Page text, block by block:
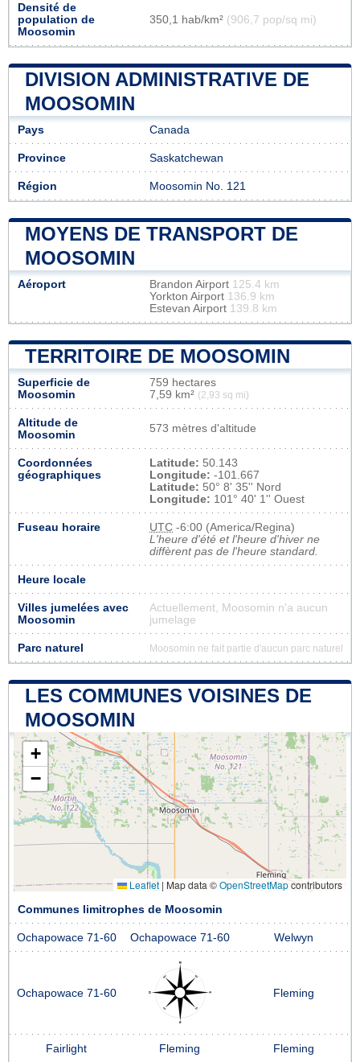
Densité de
population de
Moosomin
350,1 hab/km² (906,7 pop/sq mi)
DIVISION ADMINISTRATIVE DE
MOOSOMIN
Pays Canada
Province Saskatchewan
Région Moosomin No. 121
MOYENS DE TRANSPORT DE
MOOSOMIN
Aéroport Brandon Airport 125.4 km
Yorkton Airport 136.9 km
Estevan Airport 139.8 km
TERRITOIRE DE MOOSOMIN
Superficie de
Moosomin
759 hectares
7,59 km² (2,93 sq mi)
Altitude de
Moosomin
573 mètres d'altitude
Coordonnées
géographiques
Latitude: 50.143
Longitude: -101.667
Latitude: 50° 8' 35'' Nord
Longitude: 101° 40' 1'' Ouest
Fuseau horaire UTC -6:00 (America/Regina)
L'heure d'été et l'heure d'hiver ne
diffèrent pas de l'heure standard.
Heure locale
Villes jumelées avec
Moosomin
Actuellement, Moosomin n'a aucun
jumelage
Parc naturel Moosomin ne fait partie d'aucun parc naturel
LES COMMUNES VOISINES DE
MOOSOMIN
+
−
Leaflet | Map data ©OpenStreetMapcontributors
Communes limitrophes de Moosomin
Ochapowace 71-60 Ochapowace 71-60 Welwyn
Ochapowace 71-60 Fleming
Fairlight Fleming Fleming